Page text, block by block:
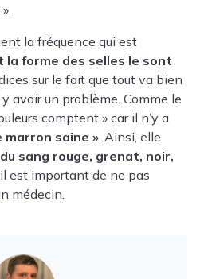
».
la fréquence qui est
la forme des selles le sont
sur le fait que tout va bien
avoir un problème. Comme le
comptent » car il n’y a
marron saine ». Ainsi, elle
sang rouge, grenat, noir,
est important de ne pas
médecin.